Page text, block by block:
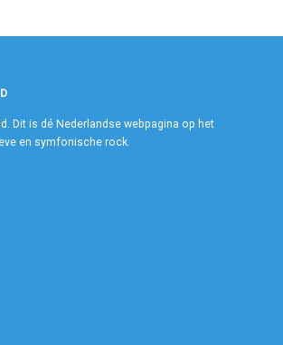
Dit is dé Nederlandse webpagina op het
en symfonische rock.